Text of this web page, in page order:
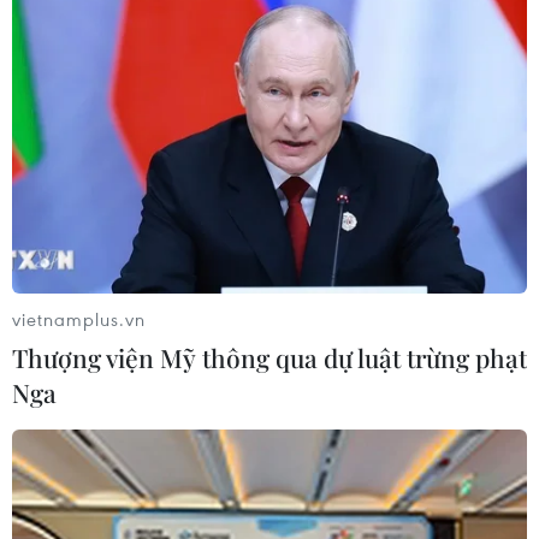
hóa 3.000 tỷ USD nhờ làn sóng lạc
quan mới về AI
03/08/2026 14:35
MB chuẩn bị trả cổ tức cho cổ đông
15%, nâng vốn điều lệ lên 100.000 tỷ
03/08/2026 13:47
CƠ QUAN CHỦ QUẢN: THÔNG TẤN XÃ VIỆT NAM
vietnamplus.vn
Thượng viện Mỹ thông qua dự luật trừng phạt
Nga